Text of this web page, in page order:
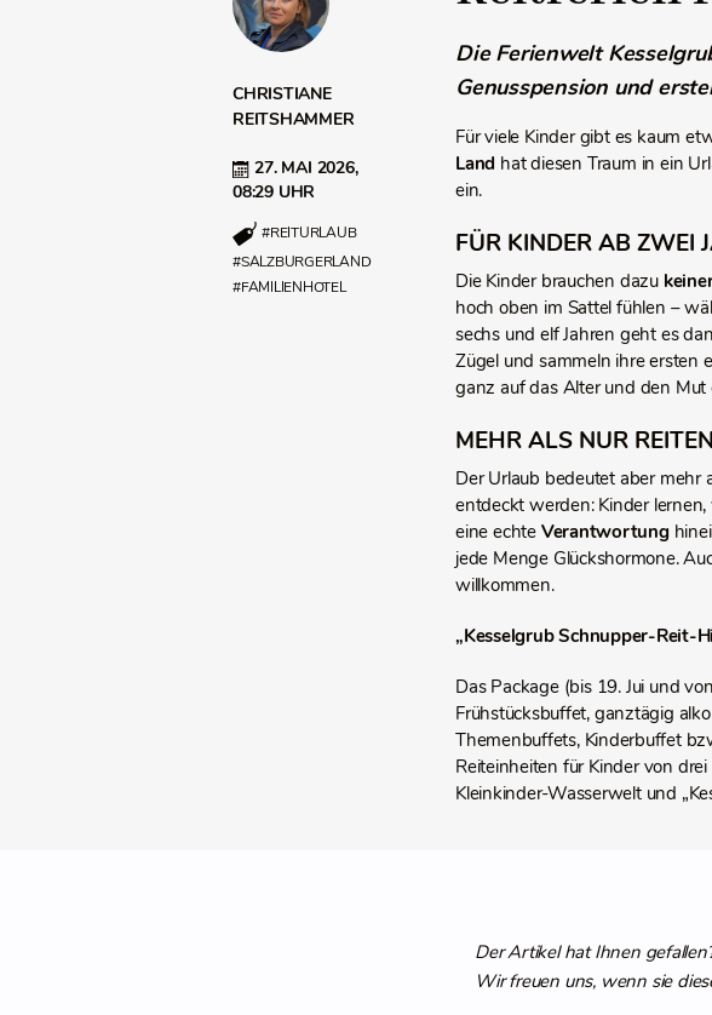
CHRISTIANE
REITSHAMMER
27. MAI 2026,
08:29 UHR
#REITURLAUB
#SALZBURGERLAND
#FAMILIENHOTEL
Die Ferienwelt
Genusspension und
Für viele Kinder gibt es kaum
Land hat diesen Traum in ein
ein.
FÜR KINDER AB ZWEI
Die Kinder brauchen dazu
hoch oben im Sattel fühlen –
sechs und elf Jahren geht es
Zügel und sammeln ihre ersten
ganz auf das Alter und den
MEHR ALS NUR REITEN
Der Urlaub bedeutet aber mehr
entdeckt werden: Kinder
eine echte Verantwortung
jede Menge Glückshormone.
willkommen.
„Kesselgrub Schnupper-Reit-
Das Package (bis 19. Jui und
Frühstücksbuffet, ganztägig
Themenbuffets, Kinderbuffet
Reiteinheiten für Kinder von
Kleinkinder-Wasserwelt und
Der Artikel hat Ihnen
Wir freuen uns, wenn sie